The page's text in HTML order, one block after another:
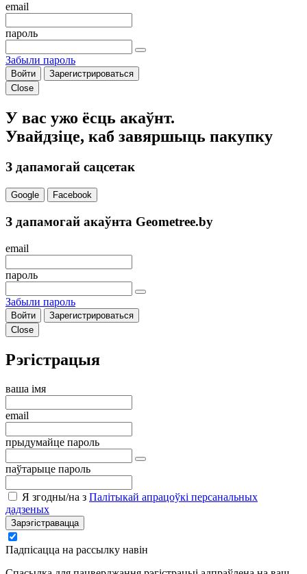
email
пароль
Забыли пароль
Войти
Зарегистрироваться
Close
У вас ужо ёсць акаўнт.
Увайдзіце, каб завяршыць пакупку
З дапамогай сацсетак
Google Facebook
З дапамогай акаўнта Geometree.by
email
пароль
Забыли пароль
Войти
Зарегистрироваться
Close
Рэгістрацыя
ваша імя
email
прыдумайце пароль
паўтарыце пароль
Я згодны/на з Палітыкай апрацоўкі персанальных
дадзеных
Зарэгістравацца
Падпісацца на рассылку навін